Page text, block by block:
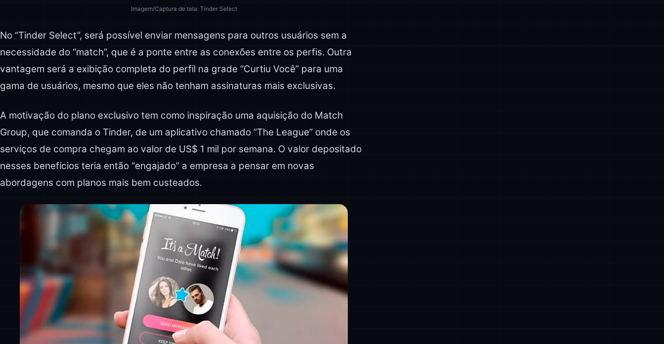
Imagem/Captura de tela: Tinder Select
No “Tinder Select”, será possível enviar mensagens para outros usuários sem a
necessidade do “match”, que é a ponte entre as conexões entre os perfis. Outra
vantagem será a exibição completa do perfil na grade “Curtiu Você” para uma
gama de usuários, mesmo que eles não tenham assinaturas mais exclusivas.
A motivação do plano exclusivo tem como inspiração uma aquisição do Match
Group, que comanda o Tinder, de um aplicativo chamado “The League” onde os
serviços de compra chegam ao valor de US$ 1 mil por semana. O valor depositado
nesses benefícios teria então “engajado” a empresa a pensar em novas
abordagens com planos mais bem custeados.